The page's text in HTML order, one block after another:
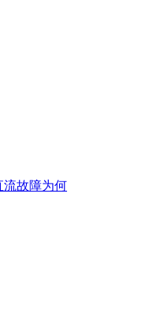
流故障为何